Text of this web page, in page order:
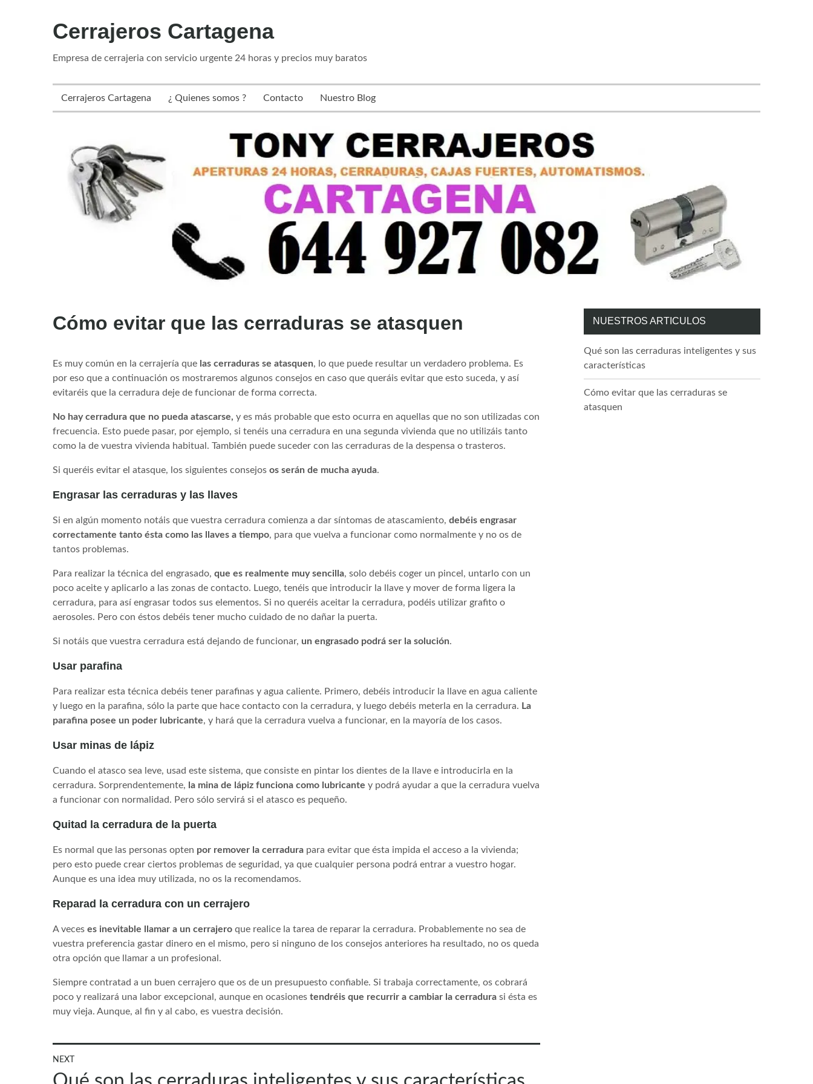
Cerrajeros Cartagena
Empresa de cerrajeria con servicio urgente 24 horas y precios muy baratos
Cerrajeros Cartagena ¿ Quienes somos ? Contacto Nuestro Blog
Cómo evitar que las cerraduras se atasquen
Es muy común en la cerrajería que las cerraduras se atasquen, lo que puede resultar un verdadero problema. Es
por eso que a continuación os mostraremos algunos consejos en caso que queráis evitar que esto suceda, y así
evitaréis que la cerradura deje de funcionar de forma correcta.
No hay cerradura que no pueda atascarse, y es más probable que esto ocurra en aquellas que no son utilizadas con
frecuencia. Esto puede pasar, por ejemplo, si tenéis una cerradura en una segunda vivienda que no utilizáis tanto
como la de vuestra vivienda habitual. También puede suceder con las cerraduras de la despensa o trasteros.
Si queréis evitar el atasque, los siguientes consejos os serán de mucha ayuda.
Engrasar las cerraduras y las llaves
Si en algún momento notáis que vuestra cerradura comienza a dar síntomas de atascamiento, debéis engrasar
correctamente tanto ésta como las llaves a tiempo, para que vuelva a funcionar como normalmente y no os de
tantos problemas.
Para realizar la técnica del engrasado, que es realmente muy sencilla, solo debéis coger un pincel, untarlo con un
poco aceite y aplicarlo a las zonas de contacto. Luego, tenéis que introducir la llave y mover de forma ligera la
cerradura, para así engrasar todos sus elementos. Si no queréis aceitar la cerradura, podéis utilizar grafito o
aerosoles. Pero con éstos debéis tener mucho cuidado de no dañar la puerta.
Si notáis que vuestra cerradura está dejando de funcionar, un engrasado podrá ser la solución.
Usar parafina
Para realizar esta técnica debéis tener parafinas y agua caliente. Primero, debéis introducir la llave en agua caliente
y luego en la parafina, sólo la parte que hace contacto con la cerradura, y luego debéis meterla en la cerradura. La
parafina posee un poder lubricante, y hará que la cerradura vuelva a funcionar, en la mayoría de los casos.
Usar minas de lápiz
Cuando el atasco sea leve, usad este sistema, que consiste en pintar los dientes de la llave e introducirla en la
cerradura. Sorprendentemente, la mina de lápiz funciona como lubricante y podrá ayudar a que la cerradura vuelva
a funcionar con normalidad. Pero sólo servirá si el atasco es pequeño.
Quitad la cerradura de la puerta
Es normal que las personas opten por remover la cerradura para evitar que ésta impida el acceso a la vivienda;
pero esto puede crear ciertos problemas de seguridad, ya que cualquier persona podrá entrar a vuestro hogar.
Aunque es una idea muy utilizada, no os la recomendamos.
Reparad la cerradura con un cerrajero
A veces es inevitable llamar a un cerrajero que realice la tarea de reparar la cerradura. Probablemente no sea de
vuestra preferencia gastar dinero en el mismo, pero si ninguno de los consejos anteriores ha resultado, no os queda
otra opción que llamar a un profesional.
Siempre contratad a un buen cerrajero que os de un presupuesto confiable. Si trabaja correctamente, os cobrará
poco y realizará una labor excepcional, aunque en ocasiones tendréis que recurrir a cambiar la cerradura si ésta es
muy vieja. Aunque, al fin y al cabo, es vuestra decisión.
Navegación
NEXT
Next
NUESTROS ARTICULOS
Qué son las cerraduras inteligentes y sus
características
Cómo evitar que las cerraduras se
atasquen